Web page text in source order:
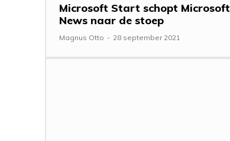
Microsoft Start schopt Microsoft
News naar de stoep
Magnus Otto - 28 september 2021